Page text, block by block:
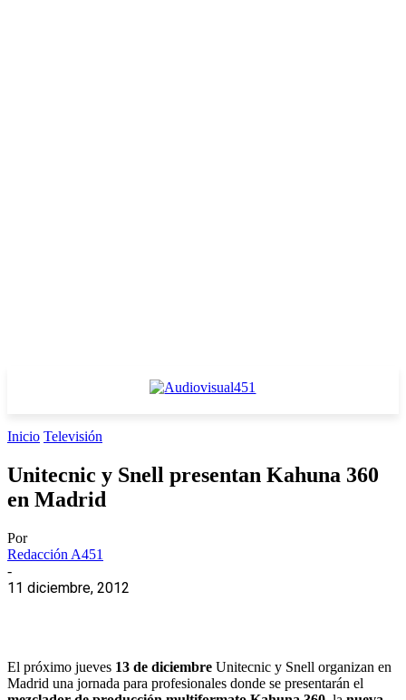
Inicio Televisión
Unitecnic y Snell presentan Kahuna 360
en Madrid
Por
Redacción A451
-
11 diciembre, 2012
El próximo jueves 13 de diciembre Unitecnic y Snell organizan en
Madrid una jornada para profesionales donde se presentarán el